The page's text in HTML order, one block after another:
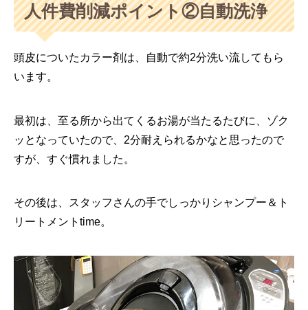
人件費削減ポイント②自動洗浄
頭皮についたカラー剤は、自動で約2分洗い流してもら
います。
最初は、至る所から出てくるお湯が当たるたびに、ゾク
ッとなっていたので、2分耐えられるかなと思ったので
すが、すぐ慣れました。
その後は、スタッフさんの手でしっかりシャンプー＆ト
リートメントtime。